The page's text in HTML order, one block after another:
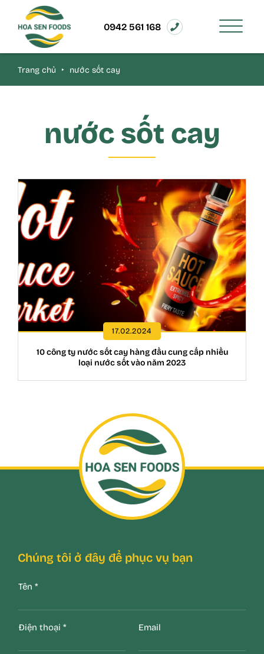
0942 561 168
Trang chủ ‣ nước sốt cay
nước sốt cay
17.02.2024
10 công ty nước sốt cay hàng đầu cung cấp nhiều
loại nước sốt vào năm 2023
Chúng tôi ở đây để phục vụ bạn
Tên *
Điện thoại * Email